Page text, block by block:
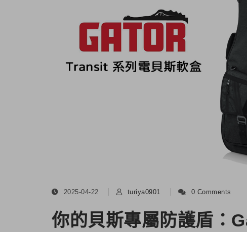
2025-04-22 turiya0901 0 Comments
你的貝斯專屬防護盾：